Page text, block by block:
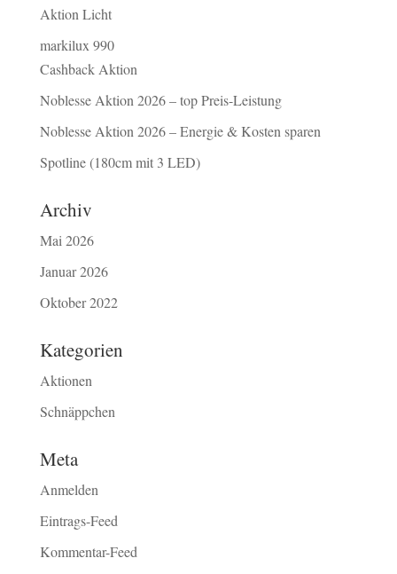
Aktion Licht
markilux 990
Cashback Aktion
Noblesse Aktion 2026 – top Preis-Leistung
Noblesse Aktion 2026 – Energie & Kosten sparen
Spotline (180cm mit 3 LED)
Archiv
Mai 2026
Januar 2026
Oktober 2022
Kategorien
Aktionen
Schnäppchen
Meta
Anmelden
Eintrags-Feed
Kommentar-Feed